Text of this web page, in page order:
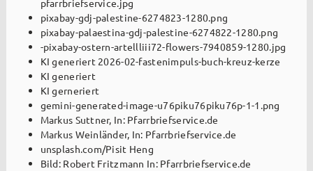
pfarrbriefservice.jpg
pixabay-gdj-palestine-6274823-1280.png
pixabay-palaestina-gdj-palestine-6274822-1280.png
-pixabay-ostern-artellliii72-flowers-7940859-1280.jpg
KI generiert 2026-02-fastenimpuls-buch-kreuz-kerze
KI generiert
KI gerneriert
gemini-generated-image-u76piku76piku76p-1-1.png
Markus Suttner, In: Pfarrbriefservice.de
Markus Weinländer, In: Pfarrbriefservice.de
unsplash.com/Pisit Heng
Bild: Robert Fritzmann In: Pfarrbriefservice.de